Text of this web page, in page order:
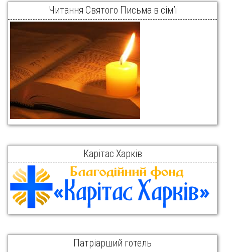
Читання Святого Письма в сім’ї
Карітас Харків
Патріарший готель